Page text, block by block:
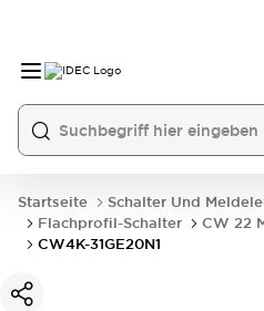
Startseite Schalter Und
Flachprofil-Schalter
CW 22
CW4K-31GE20N1